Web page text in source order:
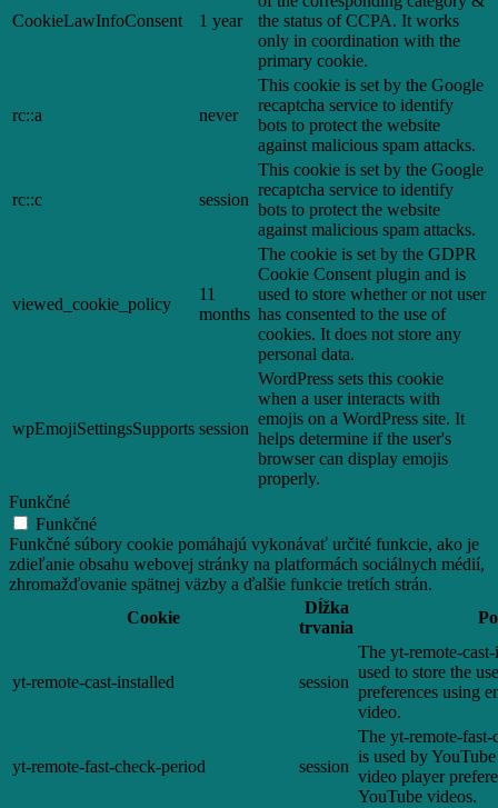
CookieLawInfoConsent 1 year
the status of CCPA. It works
only in coordination with the
primary cookie.
rc::a never
This cookie is set by the Google
recaptcha service to identify
bots to protect the website
against malicious spam attacks.
rc::c session
This cookie is set by the Google
recaptcha service to identify
bots to protect the website
against malicious spam attacks.
viewed_cookie_policy
11
months
The cookie is set by the GDPR
Cookie Consent plugin and is
used to store whether or not user
has consented to the use of
cookies. It does not store any
personal data.
wpEmojiSettingsSupports session
WordPress sets this cookie
when a user interacts with
emojis on a WordPress site. It
helps determine if the user's
browser can display emojis
properly.
Funkčné
Funkčné
Funkčné súbory cookie pomáhajú vykonávať určité funkcie, ako je
zdieľanie obsahu webovej stránky na platformách sociálnych médií,
zhromažďovanie spätnej väzby a ďalšie funkcie tretích strán.
Cookie
Dĺžka
trvania
yt-remote-cast-installed session
The yt-remote-
used to store the
preferences using
video.
yt-remote-fast-check-period session
The yt-remote-
is used by
video player
YouTube videos.